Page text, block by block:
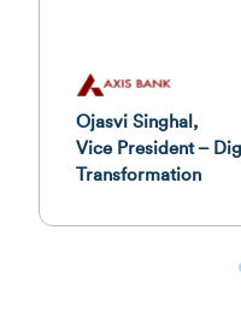
Nakul Kapur,
Chief Product and